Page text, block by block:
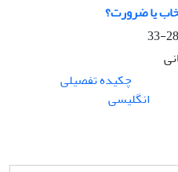
یا ضرورت؟
28-33
چکیده تفصیلی
انگلیسی